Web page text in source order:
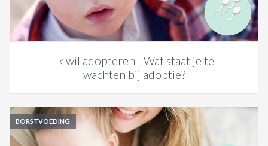
Ik wil adopteren - Wat staat je te
wachten bij adoptie?
BORSTVOEDING